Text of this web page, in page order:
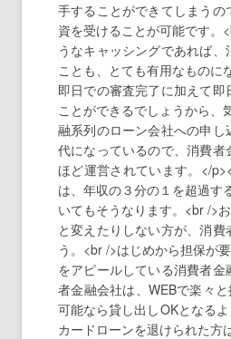
手することができてしまう
資を受けることが可能です。
うなキャッシングであれば
ことも、とても有用なものに
即日での審査完了に加えて
ことができるでしょうから、
融系列のローン会社への申
代になっているので、消費
ほど運営されています。</
は、年収の３分の１を超過す
いてもそうなります。<br />
と変えたりしない方が、消
う。<br />はじめから担保が
をアピールしている消費者
者金融会社は、WEBで楽々
可能なら貸し出しOKとなる
カードローンを退けられた方